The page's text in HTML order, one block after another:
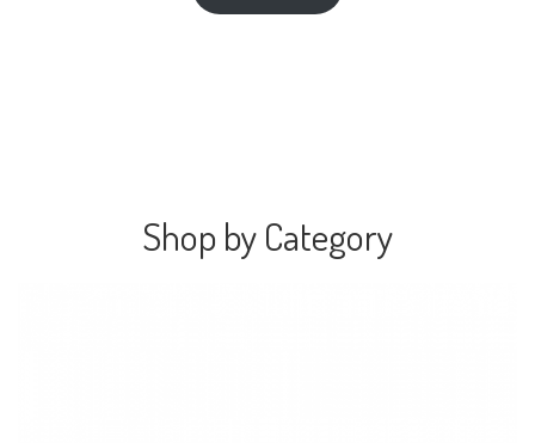
Shop by Category